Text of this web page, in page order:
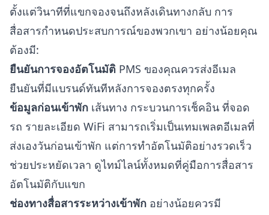
ตั้งแต่วินาทีที่แขกจองจนถึงหลังเดินทางกลับ การ
สื่อสารกำหนดประสบการณ์ของพวกเขา อย่างน้อยคุณ
ต้องมี:
ยืนยันการจองอัตโนมัติ PMS ของคุณควรส่งอีเมล
ยืนยันที่มีแบรนด์ทันทีหลังการจองตรงทุกครั้ง
ข้อมูลก่อนเข้าพัก เส้นทาง กระบวนการเช็คอิน ที่จอด
รถ รายละเอียด WiFi สามารถเริ่มเป็นเทมเพลตอีเมลที่
ส่งเองวันก่อนเข้าพัก แต่การทำอัตโนมัติอย่างรวดเร็ว
ช่วยประหยัดเวลา ดูไทม์ไลน์ทั้งหมดที่คู่มือการสื่อสาร
อัตโนมัติกับแขก
ช่องทางสื่อสารระหว่างเข้าพัก อย่างน้อยควรมี